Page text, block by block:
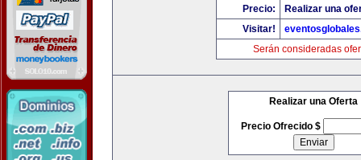
Precio:
Realizar una
Visitar!
Serán consideradas
Realizar una Oferta
Precio Ofrecido $